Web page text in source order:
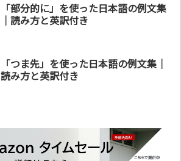
「部分的に」を使った日本語の例文集
｜読み方と英訳付き
「つま先」を使った日本語の例文集｜
読み方と英訳付き